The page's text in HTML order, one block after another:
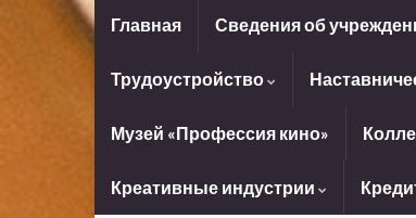
Главная Сведения об
Трудоустройство
Музей «Профессия кино»
Креативные индустрии